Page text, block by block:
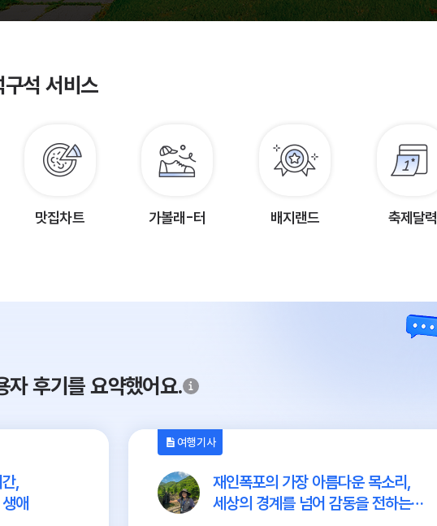
구석 서비스
맛집차트 가볼래-터 배지랜드 축제달력
자 후기를 요약했어요.
,
애
여행기사
재인폭포의 가장 아름다운 목소리,
세상의 경계를 넘어 감동을 전하는